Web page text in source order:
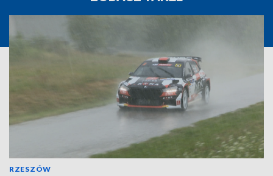
RZESZÓW